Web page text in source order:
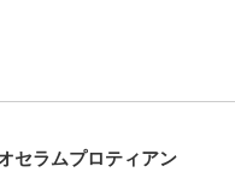
セラムプロティアン